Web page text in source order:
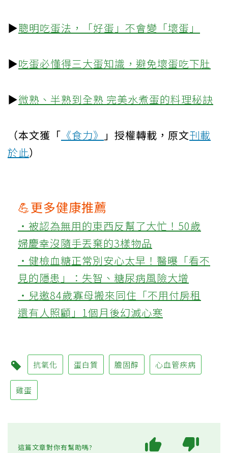
▶聰明吃蛋法，「好蛋」不會變「壞蛋」
▶吃蛋必懂得三大蛋知識，避免壞蛋吃下肚
▶微熟、半熟到全熟 完美水煮蛋的料理秘訣
（本文獲「 《食力》 」授權轉載，原文刊載
於此）
💪更多健康推薦
‧被認為無用的東西反幫了大忙！50歲
婦慶幸沒隨手丟棄的3樣物品
‧健檢血糖正常別安心太早！醫曝「看不
見的隱患」：失智、糖尿病風險大增
‧兒邀84歲寡母搬來同住「不用付房租
還有人照顧」1個月後幻滅心寒
抗氧化 蛋白質 膽固醇 心血管疾病
雞蛋
這篇文章對你有幫助嗎?